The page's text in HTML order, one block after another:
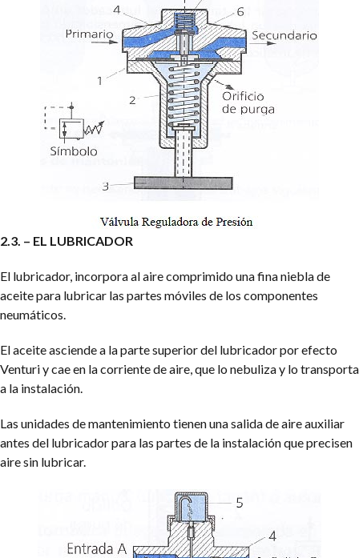
2.3. – EL LUBRICADOR
El lubricador, incorpora al aire comprimido una fina niebla de
aceite para lubricar las partes móviles de los componentes
neumáticos.
El aceite asciende a la parte superior del lubricador por efecto
Venturi y cae en la corriente de aire, que lo nebuliza y lo transporta
a la instalación.
Las unidades de mantenimiento tienen una salida de aire auxiliar
antes del lubricador para las partes de la instalación que precisen
aire sin lubricar.